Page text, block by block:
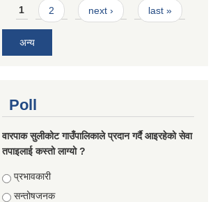
Pages
1 2 next › last »
अन्य
Poll
वारपाक सुलीकोट गाउँपालिकाले प्रदान गर्दै आइरहेको सेवा
तपाइलाई कस्तो लाग्यो ?
Choices
प्रभावकारी
सन्तोषजनक